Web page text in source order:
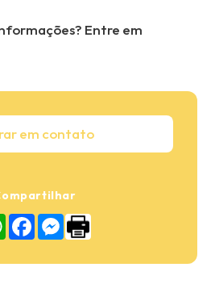
Entre em
em contato
WhatsApp
FacebookMessenger